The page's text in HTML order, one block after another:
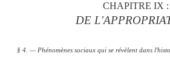
CHAPITRE IX :
DE
§ 4. — Phénomènes sociaux qui se révèlent dans